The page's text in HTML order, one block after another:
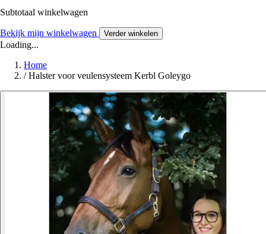
Subtotaal winkelwagen
Bekijk mijn winkelwagen Verder winkelen
Loading...
Home
/ Halster voor veulensysteem Kerbl Goleygo